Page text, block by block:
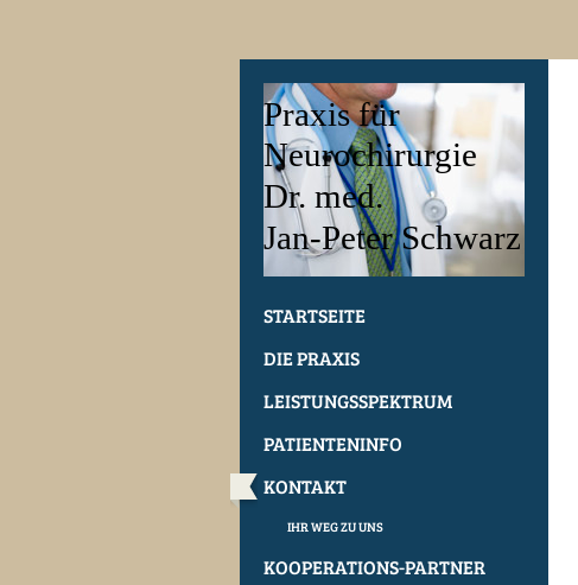
Praxis für
Neurochirurgie
Dr. med.
Jan-Peter Schwarz
STARTSEITE
DIE PRAXIS
LEISTUNGSSPEKTRUM
PATIENTENINFO
KONTAKT
IHR WEG ZU UNS
KOOPERATIONS-PARTNER